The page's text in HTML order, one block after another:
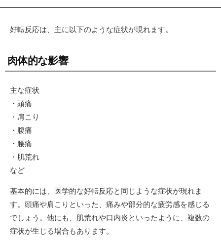
好転反応は、主に以下のような症状が現れます。
肉体的な影響
主な症状
・頭痛
・肩こり
・腹痛
・腰痛
・肌荒れ
など
基本的には、医学的な好転反応と同じような症状が現れま
す。頭痛や肩こりといった、痛みや部分的な疲労感を感じる
でしょう。他にも、肌荒れや口内炎といったように、複数の
症状が生じる場合もあります。